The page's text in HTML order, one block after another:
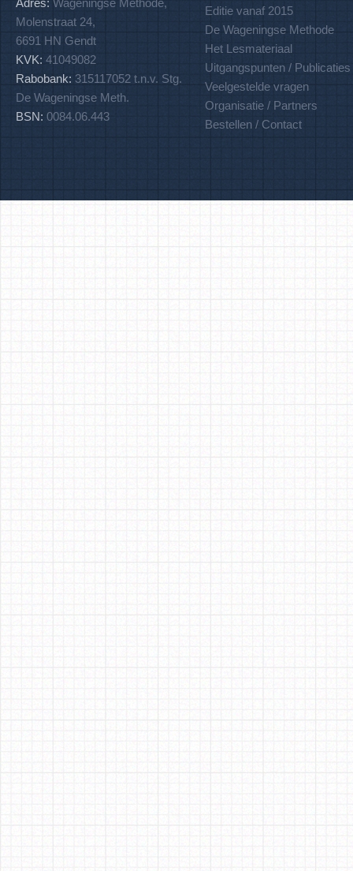
Adres: Wageningse Methode,
Molenstraat 24,
6691 HN Gendt
KVK: 41049082
Rabobank: 315117052 t.n.v. Stg.
De Wageningse Meth.
BSN: 0084.06.443
Editie vanaf 2015
De Wageningse Methode
Het Lesmateriaal
Uitgangspunten / Publicaties
Veelgestelde vragen
Organisatie / Partners
Bestellen / Contact